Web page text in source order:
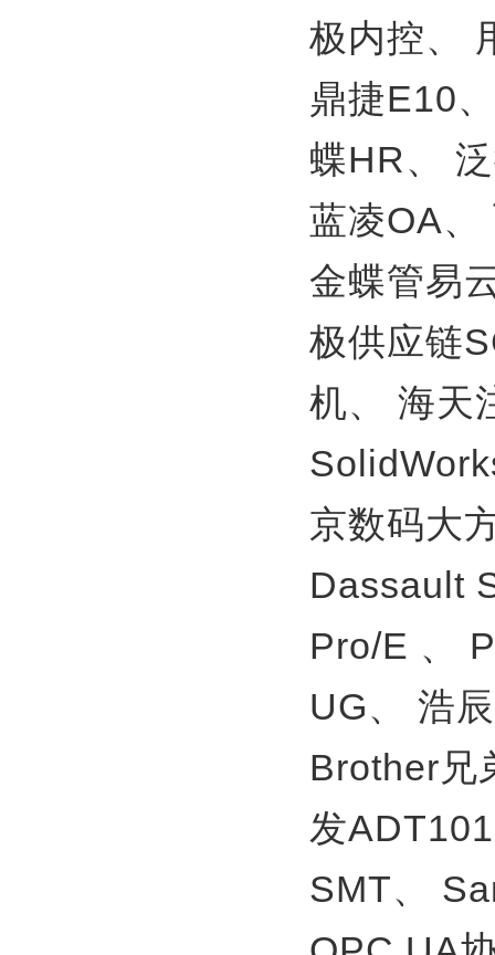
极内控、
鼎捷E10、
蝶HR、
蓝凌OA、
金蝶管易
极供应链
机、
海天
京数码大
Dassault
Pro/E 、
UG、
浩
Brother兄
发
SMT、